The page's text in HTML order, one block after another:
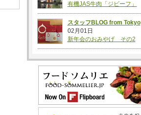
有機JAS牛肉「ジビーフ」
スタッフBLOG from Tokyo
02月01日
新年会のおみやげ その2